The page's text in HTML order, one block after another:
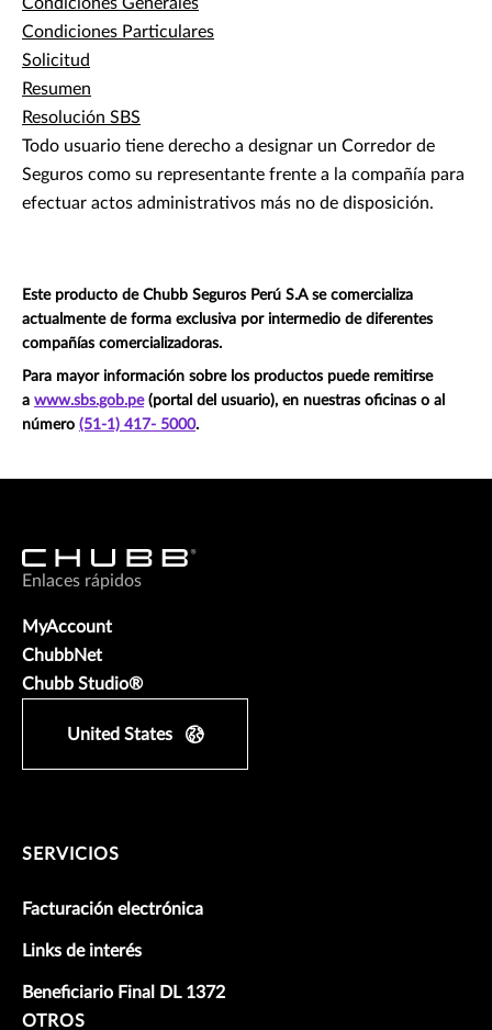
Condiciones Generales
Condiciones Particulares
Solicitud
Resumen
Resolución SBS
Todo usuario tiene derecho a designar un Corredor de
Seguros como su representante frente a la compañía para
efectuar actos administrativos más no de disposición.
Este producto de Chubb Seguros Perú S.A se comercializa
actualmente de forma exclusiva por intermedio de diferentes
compañías comercializadoras.
Para mayor información sobre los productos puede remitirse
a www.sbs.gob.pe(portal del usuario), en nuestras oficinas o al
número (51-1) 417- 5000.
Enlaces rápidos
MyAccount
ChubbNet
Chubb Studio®
United States
SERVICIOS
Facturación electrónica
Links de interés
Beneficiario Final DL 1372
OTROS